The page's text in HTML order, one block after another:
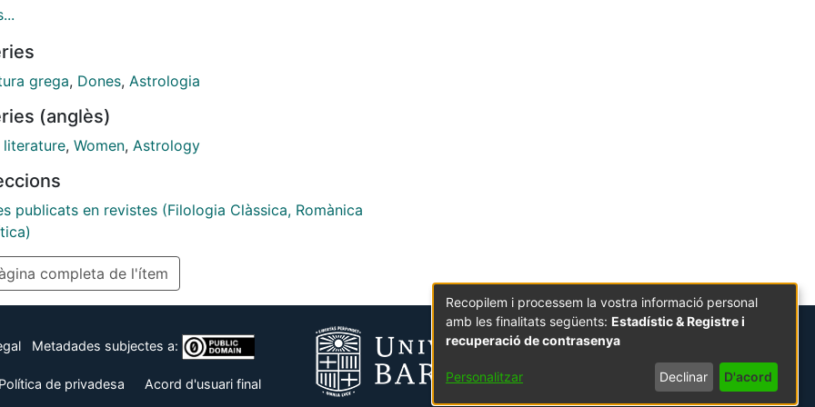
delineato un ethos femminile, una sorta di
affascinanti, devote, talvolta rabbiose, mutevoli,
A partire da Semonide di Amorgo, per approdare a
hanno utilizzato una supposta naturale tendenza
muliebre per giustificare la marginalità della
grega, Dones, Astrologia
(anglès)
literature, Women, Astrology
publicats en revistes (Filologia Clàssica, Romànica
completa de l'ítem
Metadades subjectes a:
Política de privadesa Acord d'usuari final
Recopilem i processem la vostra informació personal
amb les finalitats següents: Estadístic & Registre i
recuperació de contrasenya
Personalitzar Declinar D'acord